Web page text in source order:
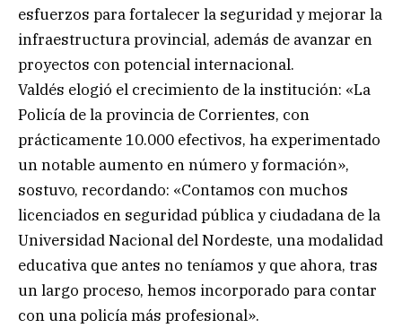
esfuerzos para fortalecer la seguridad y mejorar la
infraestructura provincial, además de avanzar en
proyectos con potencial internacional.
Valdés elogió el crecimiento de la institución: «La
Policía de la provincia de Corrientes, con
prácticamente 10.000 efectivos, ha experimentado
un notable aumento en número y formación»,
sostuvo, recordando: «Contamos con muchos
licenciados en seguridad pública y ciudadana de la
Universidad Nacional del Nordeste, una modalidad
educativa que antes no teníamos y que ahora, tras
un largo proceso, hemos incorporado para contar
con una policía más profesional».